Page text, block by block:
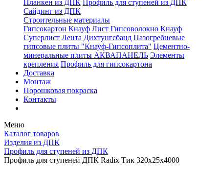
Планкен из ДПК Профиль для ступеней из ДПК
Сайдинг из ДПК
Строительные материалы
Гипсокартон Кнауф Лист Гипсоволокно Кнауф
Суперлист Лента Дихтунгсбанд Пазогребневые
гипсовые плиты "Кнауф-Гипсоплита" Цементно-
минеральные плиты АКВАПАНЕЛЬ Элементы
крепления Профиль для гипсокартона
Доставка
Монтаж
Порошковая покраска
Контакты
Меню
Каталог товаров
Изделия из ДПК
Профиль для ступеней из ДПК
Профиль для ступеней ДПК Radix Тик 320x25x4000